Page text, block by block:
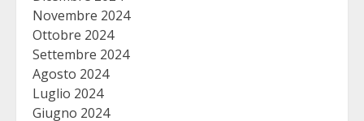
Novembre 2024
Ottobre 2024
Settembre 2024
Agosto 2024
Luglio 2024
Giugno 2024